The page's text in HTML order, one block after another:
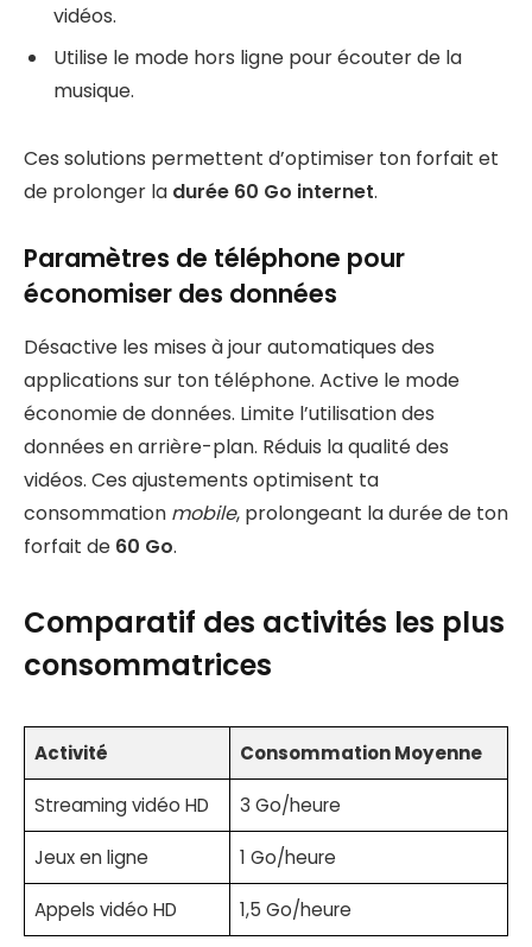
vidéos.
Utilise le mode hors ligne pour écouter de la
musique.
Ces solutions permettent d’optimiser ton forfait et
de prolonger la durée 60 Go internet.
Paramètres de téléphone pour
économiser des données
Désactive les mises à jour automatiques des
applications sur ton téléphone. Active le mode
économie de données. Limite l’utilisation des
données en arrière-plan. Réduis la qualité des
vidéos. Ces ajustements optimisent ta
consommation mobile, prolongeant la durée de ton
forfait de 60 Go.
Comparatif des activités les plus
consommatrices
Activité Consommation Moyenne
Streaming vidéo HD 3 Go/heure
Jeux en ligne 1 Go/heure
Appels vidéo HD 1,5 Go/heure